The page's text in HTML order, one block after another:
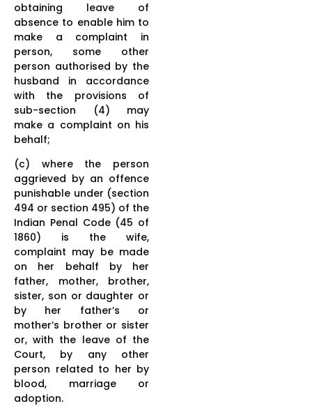
obtaining leave of
absence to enable him to
make a complaint in
person, some other
person authorised by the
husband in accordance
with the provisions of
sub-section (4) may
make a complaint on his
behalf;
(c) where the person
aggrieved by an offence
punishable under (section
494 or section 495) of the
Indian Penal Code (45 of
1860) is the wife,
complaint may be made
on her behalf by her
father, mother, brother,
sister, son or daughter or
by her father’s or
mother’s brother or sister
or, with the leave of the
Court, by any other
person related to her by
blood, marriage or
adoption.